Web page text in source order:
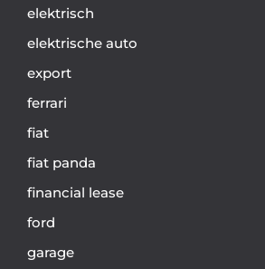
elektrisch
elektrische auto
export
ferrari
fiat
fiat panda
financial lease
ford
garage